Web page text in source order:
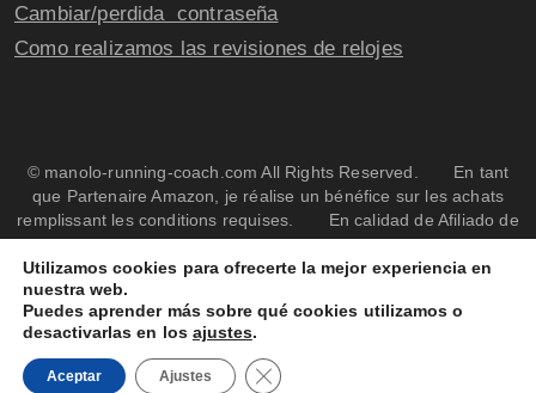
Cambiar/perdida contraseña
Como realizamos las revisiones de relojes
© manolo-running-coach.com All Rights Reserved. En tant
que Partenaire Amazon, je réalise un bénéfice sur les achats
remplissant les conditions requises. En calidad de Afiliado de
Amazon, obtengo ingresos por las compras adscritas que
cumplen los requisitos aplicables
Utilizamos cookies para ofrecerte la mejor experiencia en
nuestra web.
Puedes aprender más sobre qué cookies utilizamos o
desactivarlas en los ajustes.
Aceptar Ajustes Cerrar el banner de cookies RGPD